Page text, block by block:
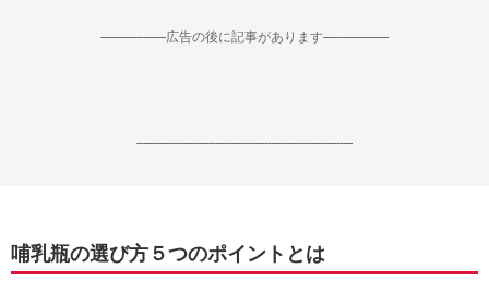
--------------------広告の後に記事があります--------------------
------------------------------------------------------------------
哺乳瓶の選び方５つのポイントとは